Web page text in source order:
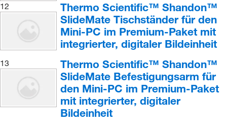
12
Thermo Scientific™ Shandon™
SlideMate Tischständer für den
Mini-PC im Premium-Paket mit
integrierter, digitaler Bildeinheit
13
Thermo Scientific™ Shandon™
SlideMate Befestigungsarm für
den Mini-PC im Premium-Paket
mit integrierter, digitaler
Bildeinheit